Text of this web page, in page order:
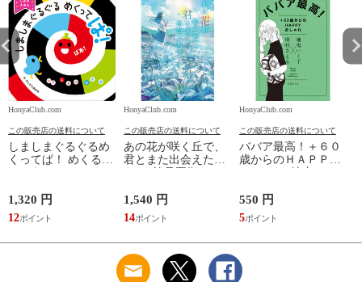
HonyaClub.com
この販売店の送料について
しましまぐるぐるめ
くってぱ！ めくるし
1,320 円
12
HonyaClub.com
この販売店の送料について
あの花が咲く丘で、
君とまた出会えた
1,540 円
14
HonyaClub.com
この販売店の送料について
ババア最高！＋６０
歳からのＨＡＰＰＹ
550 円
5